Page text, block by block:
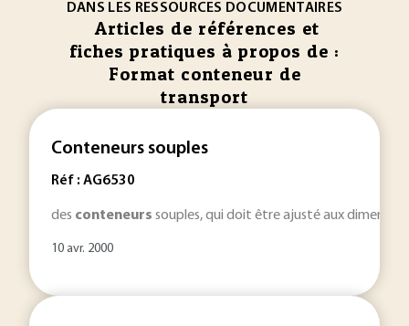
DANS LES RESSOURCES DOCUMENTAIRES
Articles de références et
fiches pratiques à propos de :
Format conteneur de
transport
Conteneurs souples
Réf : AG6530
des conteneurs souples, qui doit être ajusté aux
10 avr. 2000